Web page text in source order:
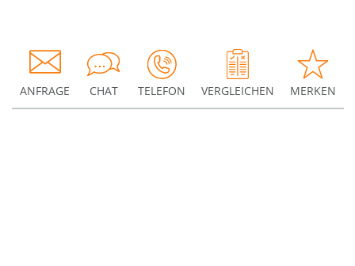
ANFRAGE CHAT TELEFON VERGLEICHEN MERKEN